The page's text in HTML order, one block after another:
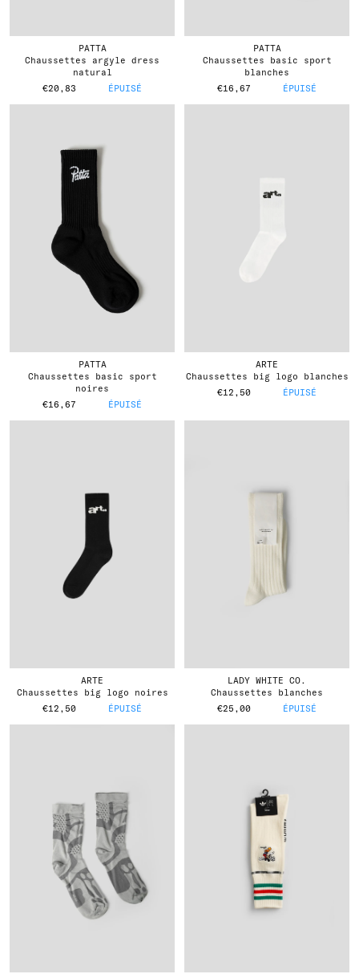
PATTA
chaussettes argyle dress
natural
€20,83
ÉPUISÉ
PATTA
chaussettes basic sport
blanches
€16,67
ÉPUISÉ
PATTA
chaussettes basic sport
noires
€16,67
ÉPUISÉ
ARTE
chaussettes big logo blanches
€12,50
ÉPUISÉ
ARTE
chaussettes big logo noires
€12,50
ÉPUISÉ
LADY WHITE CO.
chaussettes blanches
€25,00
ÉPUISÉ